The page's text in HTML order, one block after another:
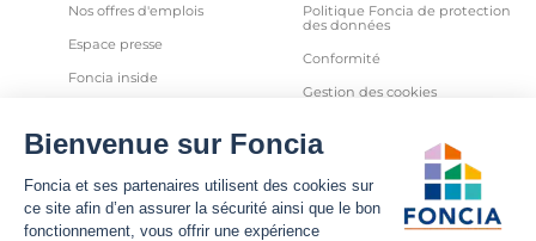
Nos offres d'emplois
Espace presse
Foncia inside
Partenaires
Politique Foncia de protection
des données
Conformité
Gestion des cookies
et autres traceurs
Sécurité informatique
Déclaration d'accessibilité